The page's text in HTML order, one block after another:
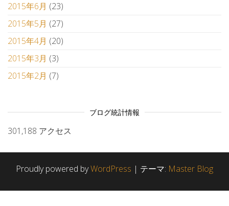
2015年6月 (23)
2015年5月 (27)
2015年4月 (20)
2015年3月 (3)
2015年2月 (7)
ブログ統計情報
301,188 アクセス
Proudly powered byWordPress | テーマ: Master Blog